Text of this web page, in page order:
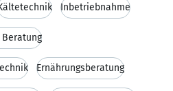
Inbetriebnahme
Beratung
Ernährungsberatung